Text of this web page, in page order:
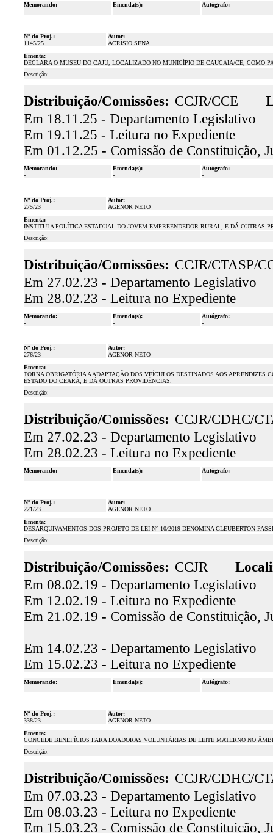
Memorando:
-
Emenda(s):
-
Autógrafo:
-
Nº do Proj.:
1145/25
Autor:
ACRÍSIO SENA
Ementa:
DECLARA O MUSEU DO CAJU, LOCALIZADO NO MUNICÍPIO DE CAUCAIA/CE, COMO
Descrição:
Distribuição/Comissões: CCJR/CCE
Em 18.11.25 - Departamento Legislativo
Em 19.11.25 - Leitura no Expediente
Em 01.12.25 - Comissão de Constituição,
Memorando:
-
Emenda(s):
-
Autógrafo:
-
Nº do Proj.:
275/23
Autor:
AGENOR NETO
Ementa:
INSTITUI A POLÍTICA ESTADUAL DO JOVEM EMPREENDEDOR RURAL, E DÁ OUTRAS
Descrição:
Distribuição/Comissões: CCJR/CTASP/
Em 27.02.23 - Departamento Legislativo
Em 28.02.23 - Leitura no Expediente
Memorando:
-
Emenda(s):
-
Autógrafo:
-
Nº do Proj.:
276/23
Autor:
AGENOR NETO
Ementa:
TORNA OBRIGATÓRIA A ADAPTAÇÃO DOS VEÍCULOS DESTINADOS AOS
ESTADO DO CEARÁ, E DÁ OUTRAS PROVIDÊNCIAS.
Descrição:
Distribuição/Comissões: CCJR/CDHC/
Em 27.02.23 - Departamento Legislativo
Em 28.02.23 - Leitura no Expediente
Memorando:
-
Emenda(s):
-
Autógrafo:
-
Nº do Proj.:
221/23
Autor:
AGENOR NETO
Ementa:
DESARQUIVAMENTOS DOS PROJETO DE LEI N° 10/2019 DENOMINA GLEUBERTON
Descrição:
Distribuição/Comissões: CCJR
Em 08.02.19 - Departamento Legislativo
Em 12.02.19 - Leitura no Expediente
Em 21.02.19 - Comissão de Constituição,
Em 14.02.23 - Departamento Legislativo
Em 15.02.23 - Leitura no Expediente
Memorando:
-
Emenda(s):
-
Autógrafo:
-
Nº do Proj.:
338/23
Autor:
AGENOR NETO
Ementa:
CONCEDE BENEFÍCIOS PARA DOADORAS VOLUNTÁRIAS DE LEITE MATERNO NO
Descrição:
Distribuição/Comissões: CCJR/CDHC/
Em 07.03.23 - Departamento Legislativo
Em 08.03.23 - Leitura no Expediente
Em 15.03.23 - Comissão de Constituição,